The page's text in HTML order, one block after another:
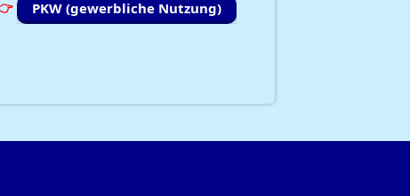
PKW (gewerbliche Nutzung)